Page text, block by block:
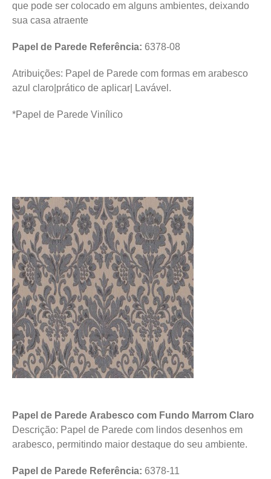
que pode ser colocado em alguns ambientes, deixando
sua casa atraente
Papel de Parede Referência: 6378-08
Atribuições: Papel de Parede com formas em arabesco
azul claro|prático de aplicar| Lavável.
*Papel de Parede Vinílico
Papel de Parede Arabesco com Fundo Marrom Claro
Descrição: Papel de Parede com lindos desenhos em
arabesco, permitindo maior destaque do seu ambiente.
Papel de Parede Referência: 6378-11